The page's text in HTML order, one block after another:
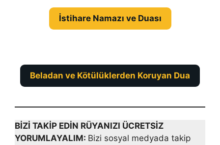
İstihare Namazı ve Duası
Beladan ve Kötülüklerden Koruyan Dua
BİZİ TAKİP EDİN RÜYANIZI ÜCRETSİZ
YORUMLAYALIM: Bizi sosyal medyada takip